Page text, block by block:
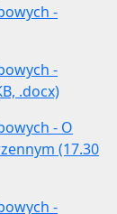
-
-
.docx)
- O
(17.30
-